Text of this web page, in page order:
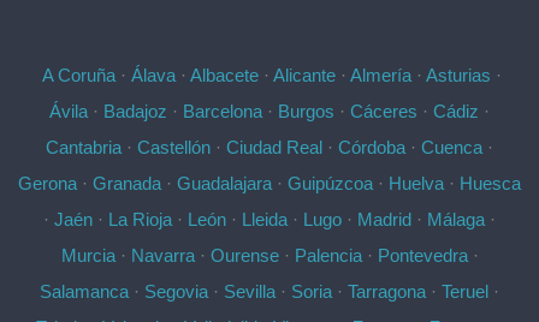
A Coruña· Álava· Albacete· Alicante· Almería· Asturias ·
Ávila · Badajoz · Barcelona · Burgos · Cáceres · Cádiz ·
Cantabria · Castellón · Ciudad Real · Córdoba · Cuenca ·
Gerona · Granada · Guadalajara · Guipúzcoa · Huelva · Huesca
· Jaén · La Rioja · León · Lleida · Lugo · Madrid · Málaga ·
Murcia· Navarra· Ourense· Palencia· Pontevedra·
Salamanca · Segovia · Sevilla · Soria · Tarragona · Teruel ·